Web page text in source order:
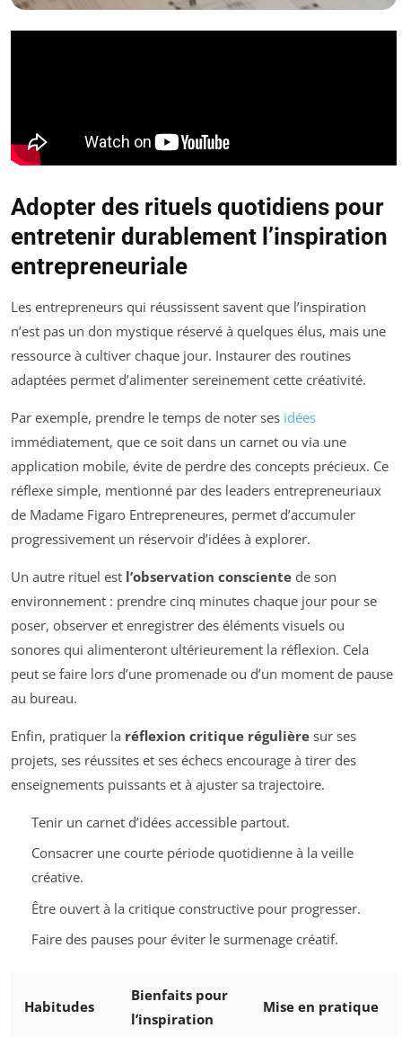
Adopter des rituels quotidiens pour
entretenir durablement l’inspiration
entrepreneuriale
Les entrepreneurs qui réussissent savent que l’inspiration
n’est pas un don mystique réservé à quelques élus, mais une
ressource à cultiver chaque jour. Instaurer des routines
adaptées permet d’alimenter sereinement cette créativité.
Par exemple, prendre le temps de noter ses idées
immédiatement, que ce soit dans un carnet ou via une
application mobile, évite de perdre des concepts précieux. Ce
réflexe simple, mentionné par des leaders entrepreneuriaux
de Madame Figaro Entrepreneures, permet d’accumuler
progressivement un réservoir d’idées à explorer.
Un autre rituel est l’observation consciente de son
environnement : prendre cinq minutes chaque jour pour se
poser, observer et enregistrer des éléments visuels ou
sonores qui alimenteront ultérieurement la réflexion. Cela
peut se faire lors d’une promenade ou d’un moment de pause
au bureau.
Enfin, pratiquer la réflexion critique régulière sur ses
projets, ses réussites et ses échecs encourage à tirer des
enseignements puissants et à ajuster sa trajectoire.
Tenir un carnet d’idées accessible partout.
Consacrer une courte période quotidienne à la veille
créative.
Être ouvert à la critique constructive pour progresser.
Faire des pauses pour éviter le surmenage créatif.
Habitudes
Bienfaits pour
l’inspiration
Mise en pratique